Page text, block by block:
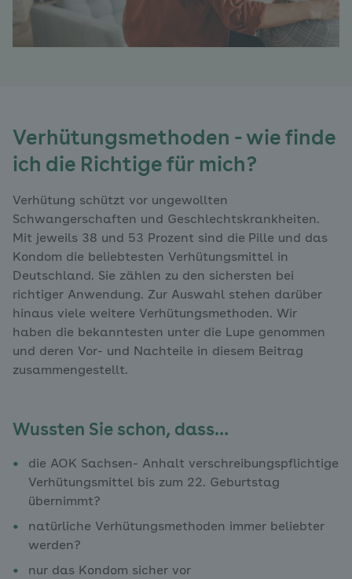
Verhütungsmethoden - wie finde
ich die Richtige für mich?
Verhütung schützt vor ungewollten
Schwangerschaften und Geschlechtskrankheiten.
Mit jeweils 38 und 53 Prozent sind die Pille und das
Kondom die beliebtesten Verhütungsmittel in
Deutschland. Sie zählen zu den sichersten bei
richtiger Anwendung. Zur Auswahl stehen darüber
hinaus viele weitere Verhütungsmethoden. Wir
haben die bekanntesten unter die Lupe genommen
und deren Vor- und Nachteile in diesem Beitrag
zusammengestellt.
Wussten Sie schon, dass…
die AOK Sachsen- Anhalt verschreibungspflichtige
Verhütungsmittel bis zum 22. Geburtstag
übernimmt?
natürliche Verhütungsmethoden immer beliebter
werden?
nur das Kondom sicher vor